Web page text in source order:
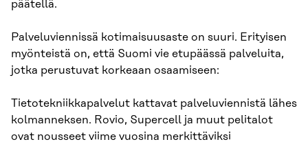
päätellä.
Palveluviennissä kotimaisuusaste on suuri. Erityisen
myönteistä on, että Suomi vie etupäässä palveluita,
jotka perustuvat korkeaan osaamiseen:
Tietotekniikkapalvelut kattavat palveluviennistä lähes
kolmanneksen. Rovio, Supercell ja muut pelitalot
ovat nousseet viime vuosina merkittäviksi